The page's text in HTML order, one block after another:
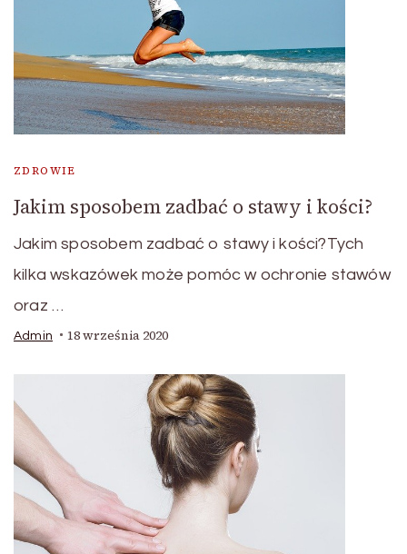
ZDROWIE
Jakim sposobem zadbać o stawy i kości?
Jakim sposobem zadbać o stawy i kości?Tych
kilka wskazówek może pomóc w ochronie stawów
oraz …
Admin 18 września 2020